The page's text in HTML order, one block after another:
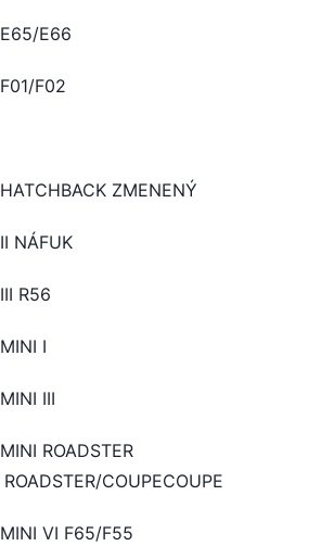
E65/E66
F01/F02
HATCHBACK ZMENENÝ
II NÁFUK
III R56
MINI I
MINI III
MINI ROADSTER
ROADSTER/COUPECOUPE
MINI VI F65/F55